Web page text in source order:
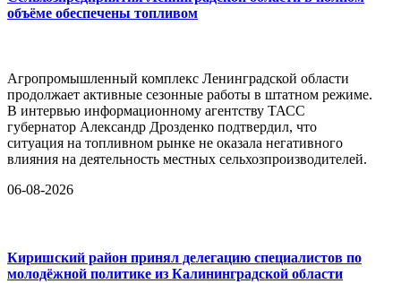
объёме обеспечены топливом
Агропромышленный комплекс Ленинградской области
продолжает активные сезонные работы в штатном режиме.
В интервью информационному агентству ТАСС
губернатор Александр Дрозденко подтвердил, что
ситуация на топливном рынке не оказала негативного
влияния на деятельность местных сельхозпроизводителей.
06-08-2026
Киришский район принял делегацию специалистов по
молодёжной политике из Калининградской области